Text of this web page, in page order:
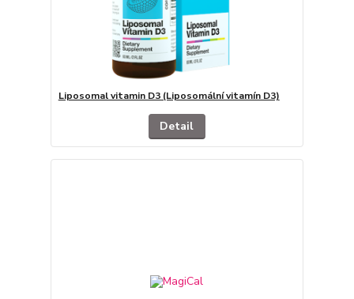
Liposomal vitamin D3 (Liposomální vitamín D3)
Detail